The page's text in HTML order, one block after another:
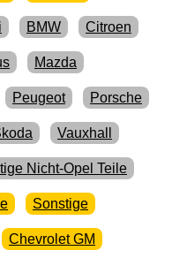
BMW Citroen
Mazda
Peugeot Porsche
Vauxhall
Nicht-Opel Teile
Sonstige
Chevrolet GM